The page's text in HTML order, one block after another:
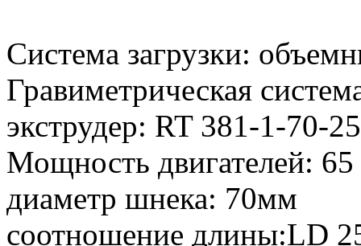
Система загрузки:
Гравиметрическая
экструдер: RT 381-1-70-25
Мощность двигателей:
диаметр шнека: 70мм
соотношение длины:LD